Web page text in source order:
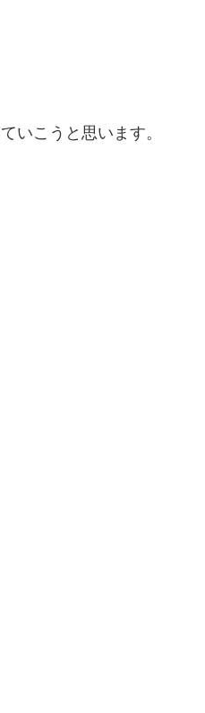
いこうと思います。